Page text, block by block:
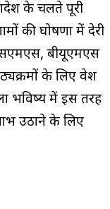
के चलते पूरी
की घोषणा में देरी
बीयूएमएस
के लिए प्रवेश
भविष्य में इस तरह
उठाने के लिए